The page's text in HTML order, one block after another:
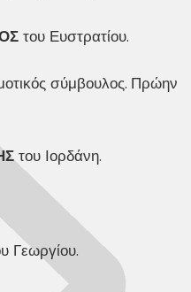
του Ευστρατίου.
σύμβουλος. Πρώην
του Ιορδάνη.
Γεωργίου.